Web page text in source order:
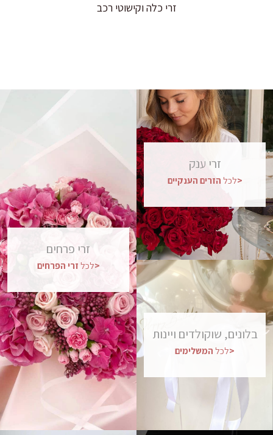
זרי כלה וקישוטי רכב
זרי פרחים
לכל זרי הפרחים>
זרי ענק
לכל הזרים הענקיים>
בלונים, שוקולדים ויינות
לכלהמשלימים>